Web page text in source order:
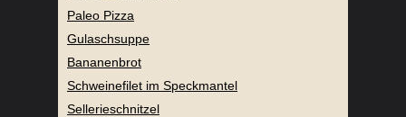
Paleo Pizza
Gulaschsuppe
Bananenbrot
Schweinefilet im Speckmantel
Sellerieschnitzel